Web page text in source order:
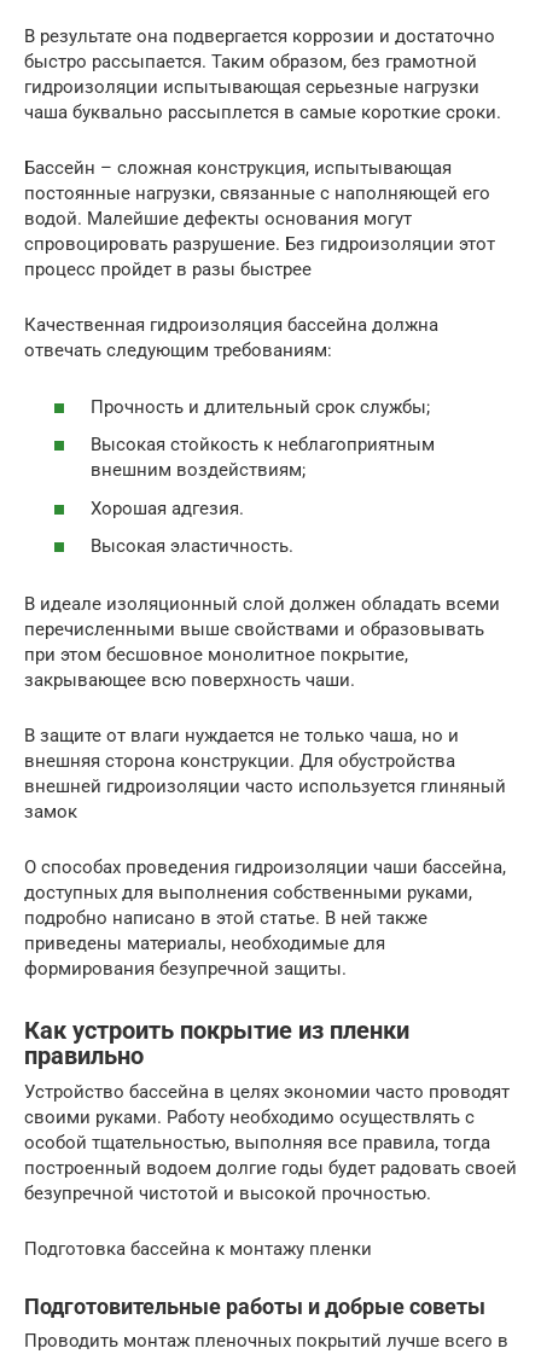
В результате она подвергается коррозии и достаточно
быстро рассыпается. Таким образом, без грамотной
гидроизоляции испытывающая серьезные нагрузки
чаша буквально рассыплется в самые короткие сроки.
Бассейн – сложная конструкция, испытывающая
постоянные нагрузки, связанные с наполняющей его
водой. Малейшие дефекты основания могут
спровоцировать разрушение. Без гидроизоляции этот
процесс пройдет в разы быстрее
Качественная гидроизоляция бассейна должна
отвечать следующим требованиям:
Прочность и длительный срок службы;
Высокая стойкость к неблагоприятным
внешним воздействиям;
Хорошая адгезия.
Высокая эластичность.
В идеале изоляционный слой должен обладать всеми
перечисленными выше свойствами и образовывать
при этом бесшовное монолитное покрытие,
закрывающее всю поверхность чаши.
В защите от влаги нуждается не только чаша, но и
внешняя сторона конструкции. Для обустройства
внешней гидроизоляции часто используется глиняный
замок
О способах проведения гидроизоляции чаши бассейна,
доступных для выполнения собственными руками,
подробно написано в этой статье. В ней также
приведены материалы, необходимые для
формирования безупречной защиты.
Как устроить покрытие из пленки
правильно
Устройство бассейна в целях экономии часто проводят
своими руками. Работу необходимо осуществлять с
особой тщательностью, выполняя все правила, тогда
построенный водоем долгие годы будет радовать своей
безупречной чистотой и высокой прочностью.
Подготовка бассейна к монтажу пленки
Подготовительные работы и добрые советы
Проводить монтаж пленочных покрытий лучше всего в